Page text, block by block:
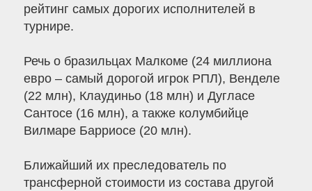
рейтинг самых дорогих исполнителей в
турнире.
Речь о бразильцах Малкоме (24 миллиона
евро – самый дорогой игрок РПЛ), Венделе
(22 млн), Клаудиньо (18 млн) и Дугласе
Сантосе (16 млн), а также колумбийце
Вилмаре Барриосе (20 млн).
Ближайший их преследователь по
трансферной стоимости из состава другой